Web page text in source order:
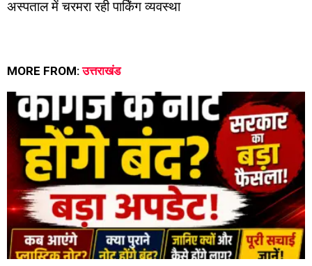
अस्पताल में चरमरा रही पार्किंग व्यवस्था
MORE FROM:उत्तराखंड